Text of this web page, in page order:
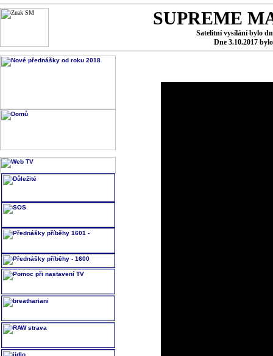
SUPREME
Satelitní vysílání bylo
Dne 3.10.2017